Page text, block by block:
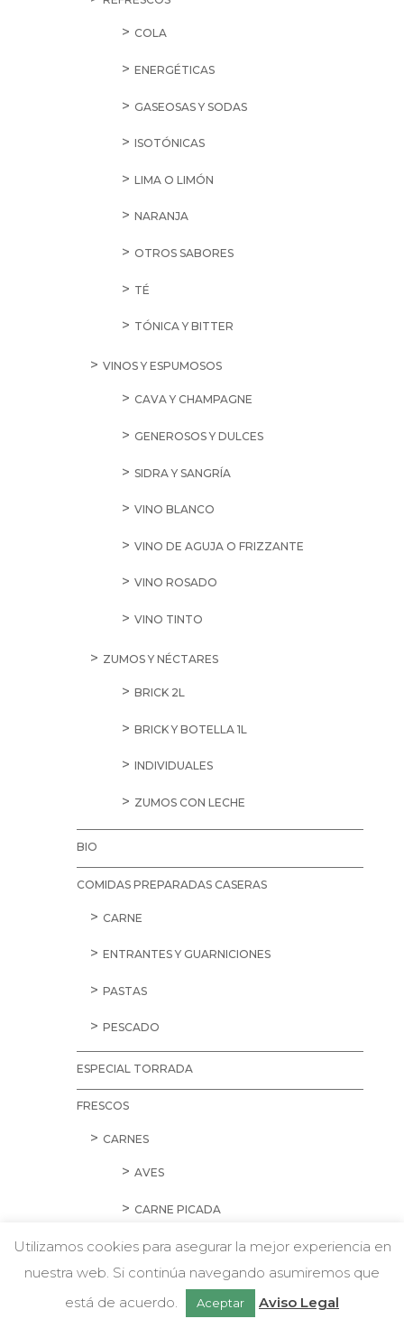
COLA
ENERGÉTICAS
GASEOSAS Y SODAS
ISOTÓNICAS
LIMA O LIMÓN
NARANJA
OTROS SABORES
TÉ
TÓNICA Y BITTER
VINOS Y ESPUMOSOS
CAVA Y CHAMPAGNE
GENEROSOS Y DULCES
SIDRA Y SANGRÍA
VINO BLANCO
VINO DE AGUJA O FRIZZANTE
VINO ROSADO
VINO TINTO
ZUMOS Y NÉCTARES
BRICK 2L
BRICK Y BOTELLA 1L
INDIVIDUALES
ZUMOS CON LECHE
BIO
COMIDAS PREPARADAS CASERAS
CARNE
ENTRANTES Y GUARNICIONES
PASTAS
PESCADO
ESPECIAL TORRADA
FRESCOS
CARNES
AVES
CARNE PICADA
CERDO
CORDERO Y CONEJO
EMBUTIDOS
w Chatea con nosotros
Utilizamos cookies para asegurar la mejor experiencia en
nuestra web. Si continúa navegando asumiremos que
está de acuerdo.
Aceptar Aviso Legal